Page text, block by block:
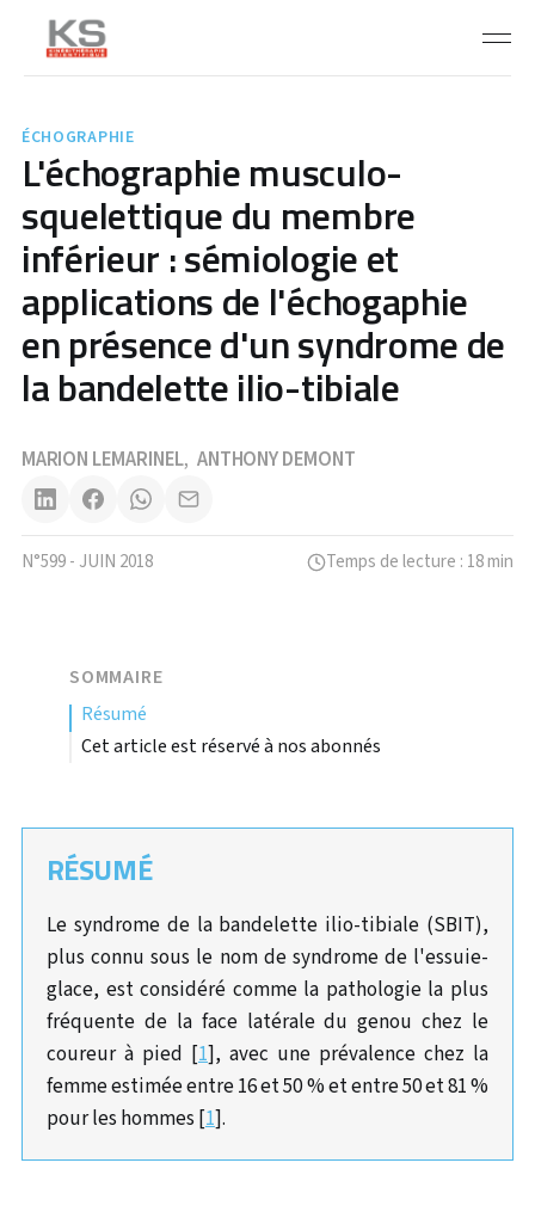
ÉCHOGRAPHIE
L'échographie musculo-
squelettique du membre
inférieur : sémiologie et
applications de l'échogaphie
en présence d'un syndrome de
la bandelette ilio-tibiale
MARION LEMARINEL,ANTHONY DEMONT
N°599 - JUIN 2018 Temps de lecture : 18 min
SOMMAIRE
résumé
Cet article est réservé à nos abonnés
RÉSUMÉ
Le syndrome de la bandelette ilio-tibiale (SBIT),
plus connu sous le nom de syndrome de l'essuie-
glace, est considéré comme la pathologie la plus
fréquente de la face latérale du genou chez le
coureur à pied [1], avec une prévalence chez la
femme estimée entre 16 et 50 % et entre 50 et 81 %
pour les hommes [1].